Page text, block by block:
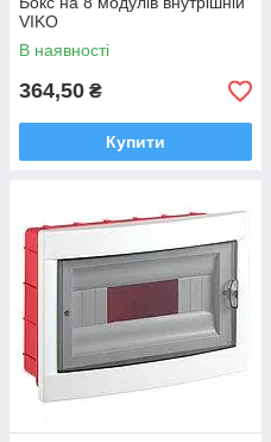
VIKO
В наявності
364,50 ₴
Купити